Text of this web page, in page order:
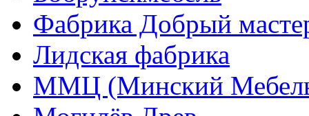
Фабрика Добрый
Лидская фабрика
ММЦ (Минский